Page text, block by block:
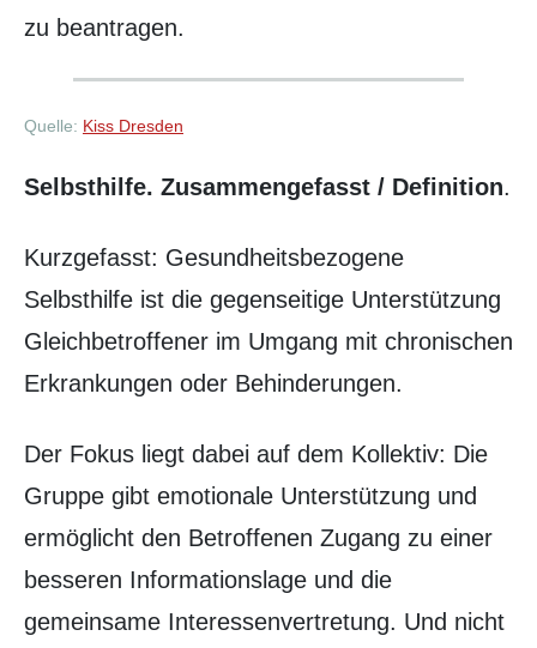
zu beantragen.
Quelle: Kiss Dresden
Selbsthilfe. Zusammengefasst / Definition.
Kurzgefasst: Gesundheitsbezogene
Selbsthilfe ist die gegenseitige Unterstützung
Gleichbetroffener im Umgang mit chronischen
Erkrankungen oder Behinderungen.
Der Fokus liegt dabei auf dem Kollektiv: Die
Gruppe gibt emotionale Unterstützung und
ermöglicht den Betroffenen Zugang zu einer
besseren Informationslage und die
gemeinsame Interessenvertretung. Und nicht